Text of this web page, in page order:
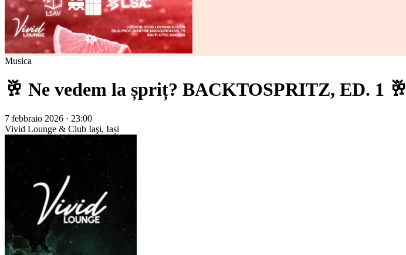
Musica
🥂 Ne vedem la șpriț? BACKTOSPRITZ, ED. 1 🥂
7 febbraio 2026 · 23:00
Vivid Lounge & Club Iaşi, Iași